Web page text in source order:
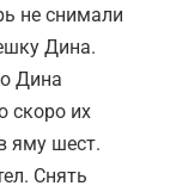
не снимали
Дина.
Дина
скоро их
яму шест.
Снять